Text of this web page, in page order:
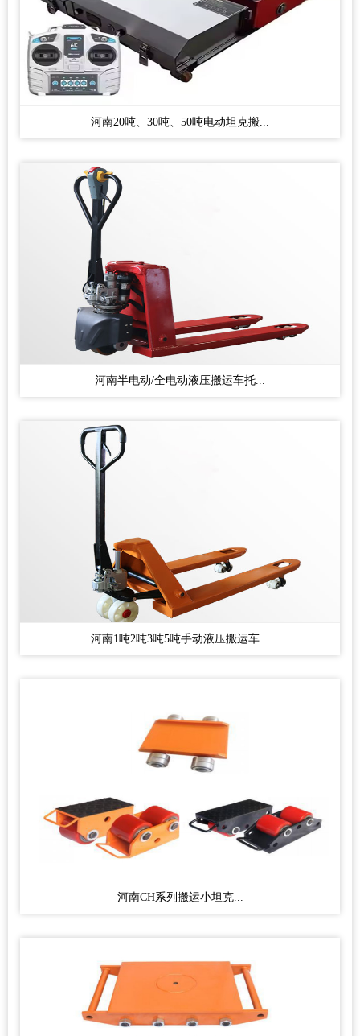
河南20吨、30吨、50吨电动坦克搬...
河南半电动/全电动液压搬运车托...
河南1吨2吨3吨5吨手动液压搬运车...
河南CH系列搬运小坦克...